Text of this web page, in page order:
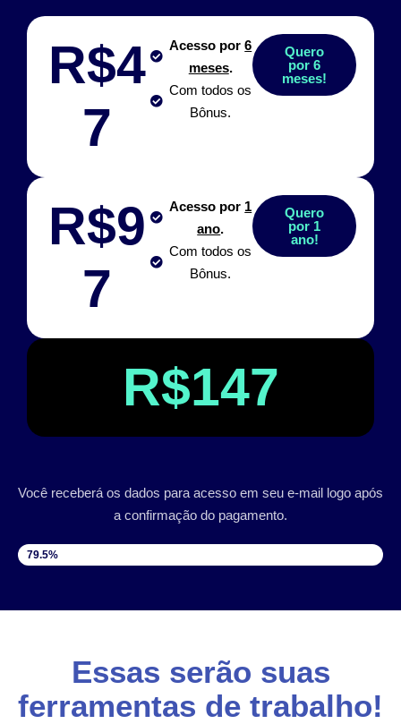
R$4
7
Acesso por6
meses.
Com todos os
Bônus.
Quero
por 6
meses!
R$9
7
Acesso por 1
ano.
Com todos os
Bônus.
Quero
por 1
ano!
R$147
Você receberá os dados para acesso em seu e-mail logo após
a confirmação do pagamento.
VAGAS DISPONÍVEIS
79.5%
Essas serão suas
ferramentas de trabalho!